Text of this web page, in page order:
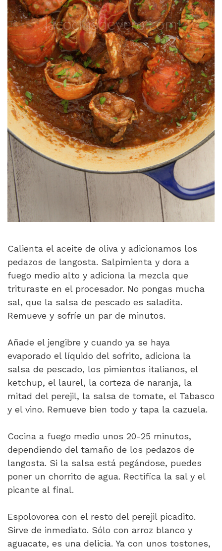
Calienta el aceite de oliva y adicionamos los
pedazos de langosta. Salpimienta y dora a
fuego medio alto y adiciona la mezcla que
trituraste en el procesador. No pongas mucha
sal, que la salsa de pescado es saladita.
Remueve y sofríe un par de minutos.
Añade el jengibre y cuando ya se haya
evaporado el líquido del sofrito, adiciona la
salsa de pescado, los pimientos italianos, el
ketchup, el laurel, la corteza de naranja, la
mitad del perejil, la salsa de tomate, el Tabasco
y el vino. Remueve bien todo y tapa la cazuela.
Cocina a fuego medio unos 20-25 minutos,
dependiendo del tamaño de los pedazos de
langosta. Si la salsa está pegándose, puedes
poner un chorrito de agua. Rectifica la sal y el
picante al final.
Espolovorea con el resto del perejil picadito.
Sirve de inmediato. Sólo con arroz blanco y
aguacate, es una delicia. Ya con unos tostones,